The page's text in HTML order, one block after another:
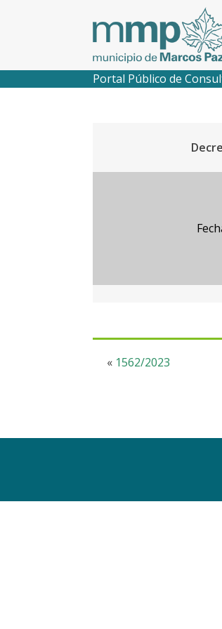
Portal Público de
« 1562/2023